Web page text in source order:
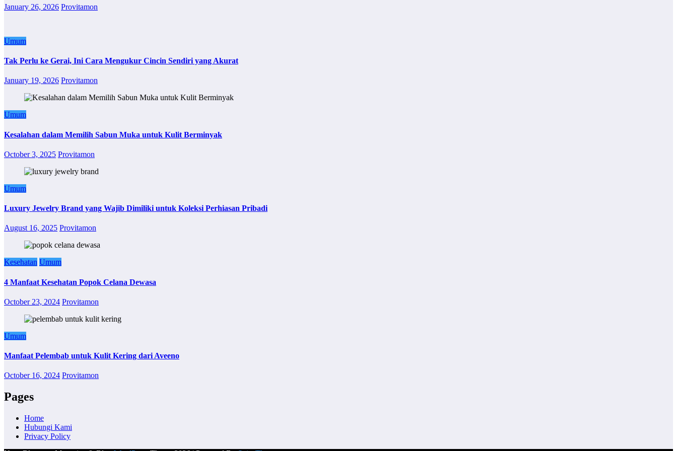
January 26, 2026 Provitamon
Umum
Tak Perlu ke Gerai, Ini Cara Mengukur Cincin Sendiri yang Akurat
January 19, 2026 Provitamon
Umum
Kesalahan dalam Memilih Sabun Muka untuk Kulit Berminyak
October 3, 2025 Provitamon
Umum
Luxury Jewelry Brand yang Wajib Dimiliki untuk Koleksi Perhiasan Pribadi
August 16, 2025 Provitamon
Kesehatan Umum
4 Manfaat Kesehatan Popok Celana Dewasa
October 23, 2024 Provitamon
Umum
Manfaat Pelembab untuk Kulit Kering dari Aveeno
October 16, 2024 Provitamon
Pages
Home
Hubungi Kami
Privacy Policy